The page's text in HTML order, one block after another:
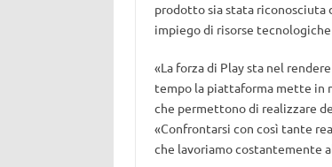
prodotto sia stata riconosciuta
impiego di risorse
«La forza di Play sta nel
tempo la piattaforma mette in
che permettono di realizzare
«Confrontarsi con così tante
che lavoriamo costantemente